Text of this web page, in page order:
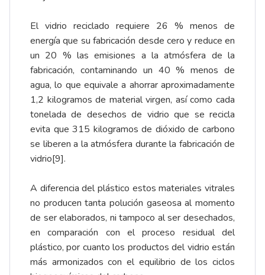
El vidrio reciclado requiere 26 % menos de
energía que su fabricación desde cero y reduce en
un 20 % las emisiones a la atmósfera de la
fabricación, contaminando un 40 % menos de
agua, lo que equivale a ahorrar aproximadamente
1,2 kilogramos de material virgen, así como cada
tonelada de desechos de vidrio que se recicla
evita que 315 kilogramos de dióxido de carbono
se liberen a la atmósfera durante la fabricación de
vidrio[9].
A diferencia del plástico estos materiales vitrales
no producen tanta polución gaseosa al momento
de ser elaborados, ni tampoco al ser desechados,
en comparación con el proceso residual del
plástico, por cuanto los productos del vidrio están
más armonizados con el equilibrio de los ciclos